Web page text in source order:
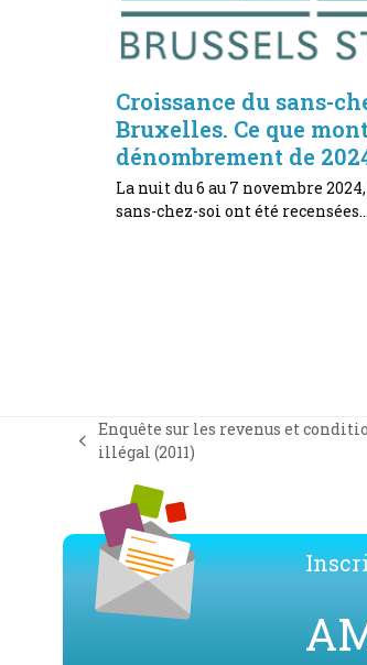
Croissance du sans-
Bruxelles. Ce que
dénombrement de
La nuit du 6 au 7 novembre
sans-chez-soi ont été recensées…
previous
Enquête sur les revenus et
illégal (2011)